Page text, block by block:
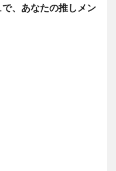
、あなたの推しメン